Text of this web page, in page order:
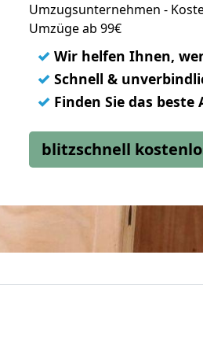
Umzugsunternehmen -
Umzüge ab 99€
✓ Wir helfen Ihnen,
✓ Schnell &
✓ Finden Sie das
blitzschnell